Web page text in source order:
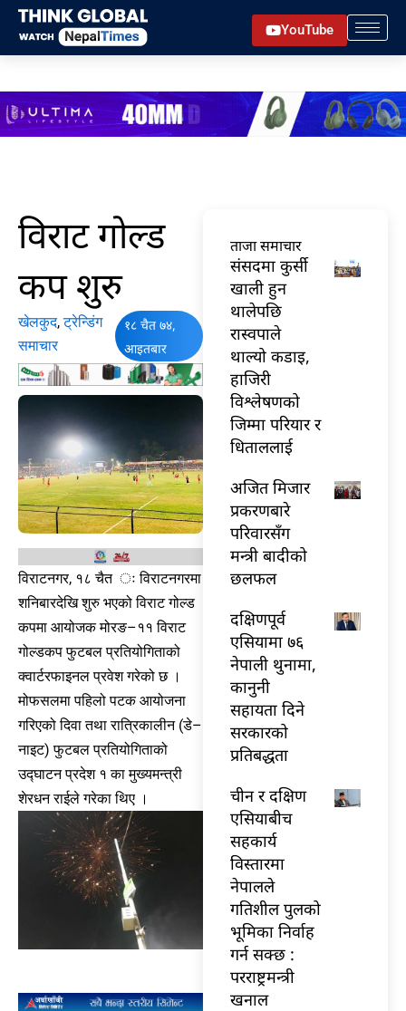
Skip
content
YouTube
विराट गोल्ड
कप शुरु
खेलकुद,ट्रेन्डिंग
समाचार
१८ चैत ७४,
आइतबार
विराटनगर, १८ चैत ः विराटनगरमा
शनिबारदेखि शुरु भएको विराट गोल्ड
कपमा आयोजक मोरङ–११ विराट
गोल्डकप फुटबल प्रतियोगिताको
क्वार्टरफाइनल प्रवेश गरेको छ ।
मोफसलमा पहिलो पटक आयोजना
गरिएको दिवा तथा रात्रिकालीन (डे–
नाइट) फुटबल प्रतियोगिताको
उद्घाटन प्रदेश १ का मुख्यमन्त्री
शेरधन राईले गरेका थिए ।
ताजा समाचार
संसदमा कुर्सी
खाली हुन
थालेपछि
रास्वपाले
थाल्यो कडाइ,
हाजिरी
विश्लेषणको
जिम्मा परियार र
धिताललाई
अजित मिजार
प्रकरणबारे
परिवारसँग
मन्त्री बादीको
छलफल
दक्षिणपूर्व
एसियामा ७६
नेपाली थुनामा,
कानुनी
सहायता दिने
सरकारको
प्रतिबद्धता
चीन र दक्षिण
एसियाबीच
सहकार्य
विस्तारमा
नेपालले
गतिशील पुलको
भूमिका निर्वाह
गर्न सक्छ :
परराष्ट्रमन्त्री
खनाल